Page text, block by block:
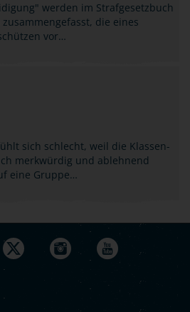
werden im Strafgesetzbuch
die eines
vor…
sich schlecht, weil die Klassen-
merkwürdig und ablehnend
eine Gruppe…